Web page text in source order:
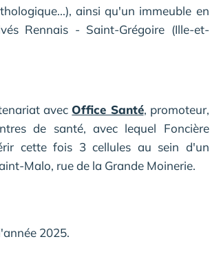
ainsi qu'un immeuble en
Rennais - Saint-Grégoire (Ille-et-
avec Office Santé, promoteur,
de santé, avec lequel Foncière
cette fois 3 cellules au sein d'un
Malo, rue de la Grande Moinerie.
2025.